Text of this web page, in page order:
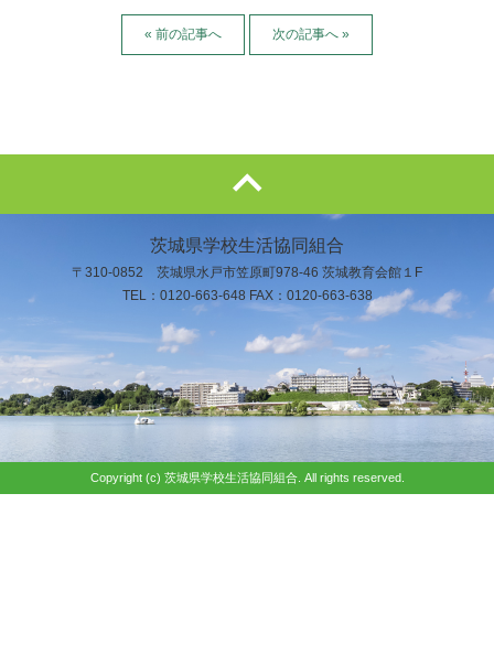
« 前の記事へ 次の記事へ »
茨城県学校生活協同組合
〒310-0852 茨城県水戸市笠原町978-46 茨城教育会館１F
TEL：0120-663-648 FAX：0120-663-638
Copyright (c) 茨城県学校生活協同組合. All rights reserved.